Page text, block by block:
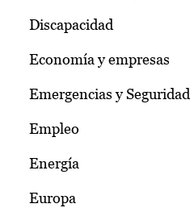
Discapacidad
Economía y empresas
Emergencias y Seguridad
Empleo
Energía
Europa